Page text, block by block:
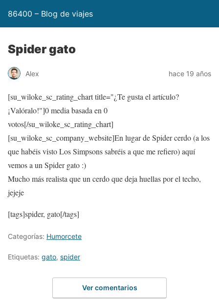
86400 – Blog de viajes
Spider gato
Alex hace 19 años
[su_wiloke_sc_rating_chart title="¿Te gusta el artículo?
¡Valóralo!"]0media basada en 0
votos[/su_wiloke_sc_rating_chart]
[su_wiloke_sc_company_website]En lugar de Spider cerdo (a los
que habéis visto Los Simpsons sabréis a que me refiero) aquí
vemos a un Spider gato :)
Mucho más realista que un cerdo que deja huellas por el techo,
jejeje
[tags]spider, gato[/tags]
Categorías: Humorcete
Etiquetas: gato, spider
Ver comentarios